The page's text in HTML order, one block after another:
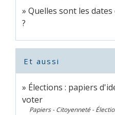
Quelles sont les
?
Et aussi
Élections : papiers
voter
Papiers - Citoyenneté -